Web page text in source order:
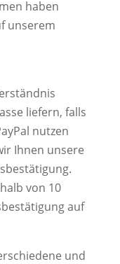
haben
unserem
liefern, falls
nutzen
Ihnen unsere
von 10
auf
und